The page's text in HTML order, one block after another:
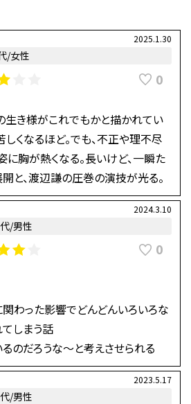
2025.1.30
/女性
0
生き様がこれでもかと描かれてい
しくなるほど。でも、不正や理不尽
胸が熱くなる。長いけど、一瞬た
と、渡辺謙の圧巻の演技が光る。
2024.3.10
/男性
0
わった影響でどんどんいろいろな
しまう話
のだろうな〜と考えさせられる
2023.5.17
/男性